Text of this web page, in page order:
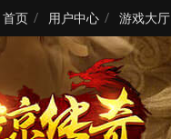
首页 用户中心 游戏大厅